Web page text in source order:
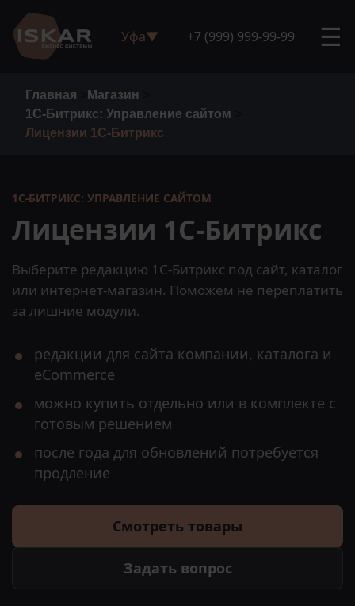
Уфа▼ +7 (999) 999-99-99 ☰
Главная Магазин
1С-Битрикс: Управление сайтом
Лицензии 1С-Битрикс
1С-БИТРИКС: УПРАВЛЕНИЕ САЙТОМ
Лицензии 1С-Битрикс
Выберите редакцию 1С-Битрикс под сайт, каталог
или интернет-магазин. Поможем не переплатить
за лишние модули.
редакции для сайта компании, каталога и
eCommerce
можно купить отдельно или в комплекте с
готовым решением
после года для обновлений потребуется
продление
Смотреть товары
Задать вопрос